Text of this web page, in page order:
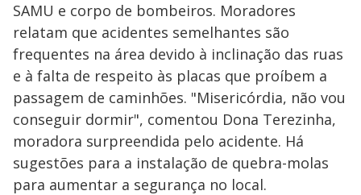
SAMU e corpo de bombeiros. Moradores
relatam que acidentes semelhantes são
frequentes na área devido à inclinação das ruas
e à falta de respeito às placas que proíbem a
passagem de caminhões. "Misericórdia, não vou
conseguir dormir", comentou Dona Terezinha,
moradora surpreendida pelo acidente. Há
sugestões para a instalação de quebra-molas
para aumentar a segurança no local.